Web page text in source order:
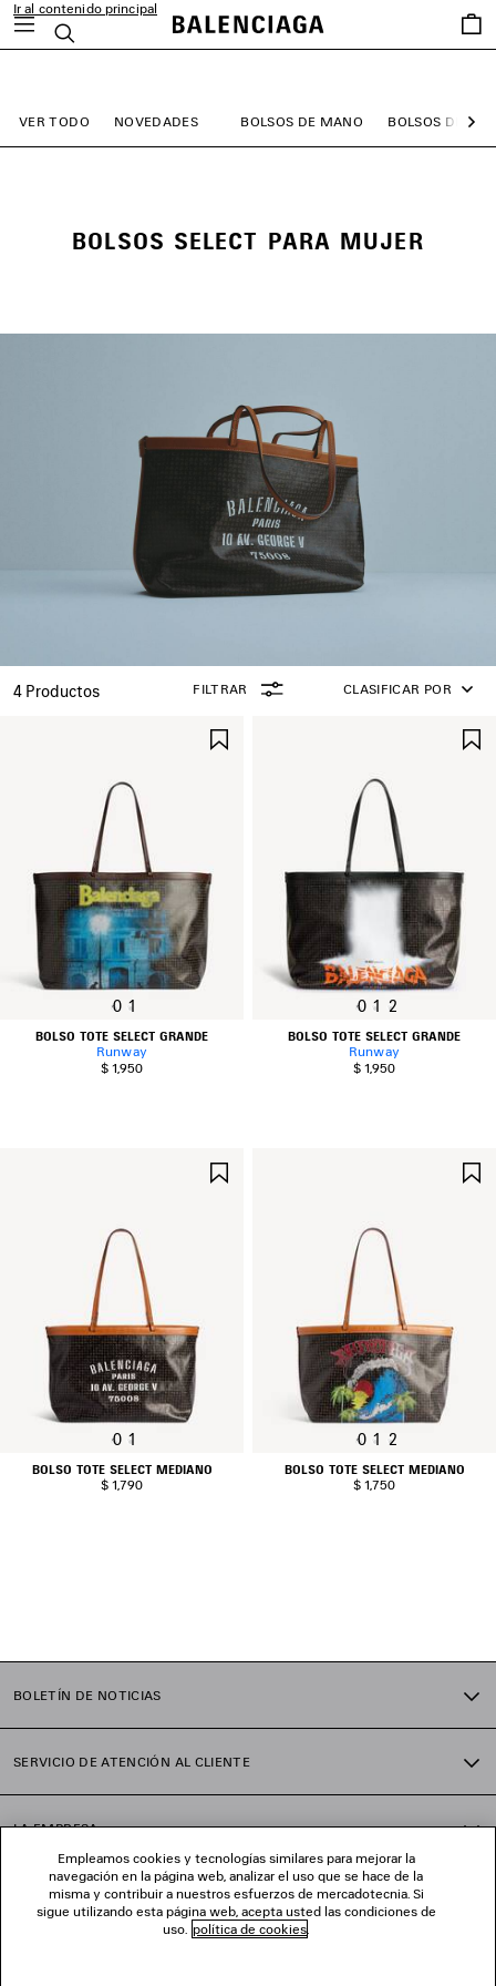
Ir al contenido principal
Buscar
VER TODO NOVEDADES BOLSOS DE MANO BOLSOS DE
BOLSOS SELECT PARA MUJER
4 Productos FILTRAR CLASIFICAR POR
0 1
BOLSO TOTE SELECT GRANDE
Runway
$ 1,950
0 1 2
BOLSO TOTE SELECT GRANDE
Runway
$ 1,950
0 1
BOLSO TOTE SELECT MEDIANO
$ 1,790
0 1 2
BOLSO TOTE SELECT MEDIANO
$ 1,750
BOLETÍN DE NOTICIAS
SERVICIO DE ATENCIÓN AL CLIENTE
LA EMPRESA
SÍGUENOS
Empleamos cookies y tecnologías similares para mejorar la
navegación en la página web, analizar el uso que se hace de la
misma y contribuir a nuestros esfuerzos de mercadotecnia. Si
sigue utilizando esta página web, acepta usted las condiciones de
uso. política de cookies.